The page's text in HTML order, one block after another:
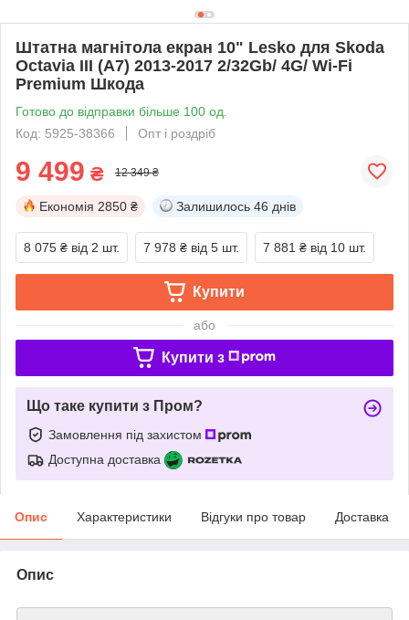
Штатна магнітола екран 10" Lesko для Skoda
Octavia III (A7) 2013-2017 2/32Gb/ 4G/ Wi-Fi
Premium Шкода
Готово до відправки більше 100 од.
Код: 5925-38366
Опт і роздріб
9 499 ₴ 12 349 ₴
Економія 2850 ₴ Залишилось 46 днів
8 075 ₴ від 2 шт. 7 978 ₴ від 5 шт. 7 881 ₴ від 10 шт.
Купити
або
Купити з
Що таке купити з Пром?
Замовлення під захистом
Доступна доставка
Опис Характеристики Відгуки про товар Доставка
Опис